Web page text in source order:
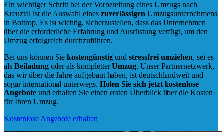
Ein wichtiger Schritt bei der Vorbereitung eines Umzugs nach
Kreuztal ist die Auswahl eines zuverlässigen Umzugsunternehmens
in Bottrop. Es ist wichtig, sicherzustellen, dass das Unternehmen
über die erforderliche Erfahrung und Ausrüstung verfügt, um den
Umzug erfolgreich durchzuführen.
Bei uns können Sie kostengünstig und stressfrei umziehen, sei es
als Beiladung oder als kompletterUmzug. Unser Partnernetzwerk,
das wir über die Jahre aufgebaut haben, ist deutschlandweit und
sogar international unterwegs. Holen Sie sich jetzt kostenlose
Angebote und erhalten Sie einen ersten Überblick über die Kosten
für Ihren Umzug.
Kostenlose Angebote erhalten